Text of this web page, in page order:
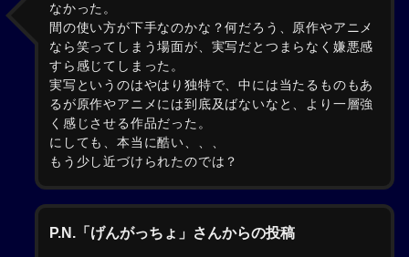
なかった。
間の使い方が下手なのかな？何だろう、原作やアニメ
なら笑ってしまう場面が、実写だとつまらなく嫌悪感
すら感じてしまった。
実写というのはやはり独特で、中には当たるものもあ
るが原作やアニメには到底及ばないなと、より一層強
く感じさせる作品だった。
にしても、本当に酷い、、、
もう少し近づけられたのでは？
P.N.「げんがっちょ」さんからの投稿